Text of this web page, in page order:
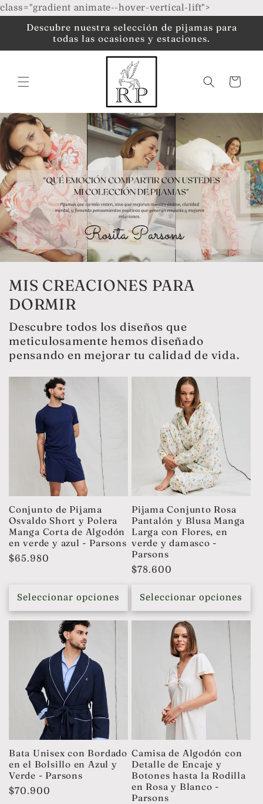
class="gradient animate--hover-vertical-lift">
directamente
al contenido
Descubre nuestra selección de pijamas para
todas las ocasiones y estaciones.
Carrito
MIS CREACIONES PARA
DORMIR
Descubre todos los diseños que
meticulosamente hemos diseñado
pensando en mejorar tu calidad de vida.
Conjunto de Pijama
Osvaldo Short y Polera
Manga Corta de Algodón
en verde y azul - Parsons
Precio
$65.980
Seleccionar opciones
Pijama Conjunto Rosa
Pantalón y Blusa Manga
Larga con Flores, en
verde y damasco -
Parsons
Precio
$78.600
Seleccionar opciones
Bata Unisex con Bordado
en el Bolsillo en Azul y
Verde - Parsons
Precio
$70.900
Camisa de Algodón con
Detalle de Encaje y
Botones hasta la Rodilla
en Rosa y Blanco -
Parsons